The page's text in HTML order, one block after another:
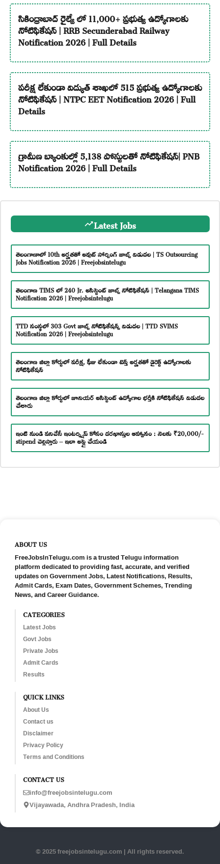
సికింద్రాబాద్ రైల్వే లో 11,000+ ప్రభుత్వ ఉద్యోగాలకు
నోటిఫికేషన్ | RRB Secunderabad Railway
Notification 2026 | Full Details
పరీక్ష లేకుండా విద్యుత్ శాఖలో 515 ప్రభుత్వ ఉద్యోగాలకు
నోటిఫికేషన్ | NTPC EET Notification 2026 | Full
Details
గ్రామీణ బ్యాంకుల్లో 5,138 పోస్టులతో నోటిఫికేషన్| PNB
Notification 2026 | Full Details
Latest Jobs
తెలంగాణాలో 10th అర్హతతో అవుట్ సోర్సింగ్ జాబ్స్ విడుదల | TS Outsourcing
Jobs Notification 2026 | Freejobsintelugu
తెలంగాణ TIMS లో 240 Jr. అసిస్టెంట్ జాబ్స్ నోటిఫికేషన్ | Telangana TIMS
Notification 2026 | Freejobsintelugu
TTD సంస్థలో 303 Govt జాబ్స్ నోటిఫికేషన్స్ విడుదల | TTD SVIMS
Notification 2026 | Freejobsintelugu
తెలంగాణ జిల్లా కోర్టులో పరీక్ష, ఫీజు లేకుండా టెన్త్ అర్హతతో డైరెక్ట్ ఉద్యోగాలకు
నోటిఫికేషన్
తెలంగాణ జిల్లా కోర్టులో జూనియర్ అసిస్టెంట్ ఉద్యోగాల భర్తీకి నోటిఫికేషన్ విడుదల
చేశారు
ఇంటి నుండి పనిచేసే ఇంటర్న్షిప్ కోసం దరఖాస్తుల ఆహ్వానం : నెలకు ₹20,000/-
stipend చెల్లిస్తారు – ఇలా అప్లై చేయండి
ABOUT US
FreeJobsInTelugu.com is a trusted Telugu information
platform dedicated to providing fast, accurate, and verified
updates on Government Jobs, Latest Notifications, Results,
Admit Cards, Exam Dates, Government Schemes, Trending
News, and Career Guidance.
CATEGORIES
Latest Jobs
Govt Jobs
Private Jobs
Admit Cards
Results
QUICK LINKS
About Us
Contact us
Disclaimer
Privacy Policy
Terms and Conditions
CONTACT US
info@freejobsintelugu.com
Vijayawada, Andhra Pradesh, India
© 2025 freejobsintelugu.com | All rights reserved.